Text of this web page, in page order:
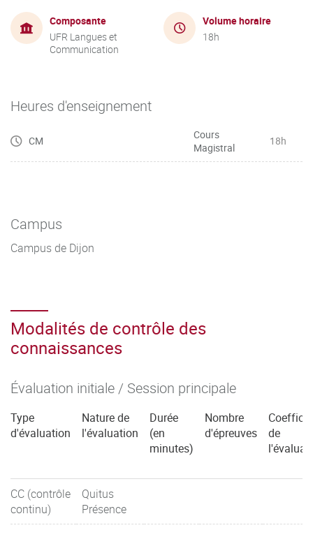
Composante
UFR Langues et
Communication
Volume horaire
18h
Heures d'enseignement
CM
Cours
Magistral
18h
Campus
Campus de Dijon
Modalités de contrôle des
connaissances
Évaluation initiale / Session principale
Type
d'évaluation
Nature de
l'évaluation
Durée
(en
minutes)
Nombre
d'épreuves
de
CC (contrôle
continu)
Quitus
Présence